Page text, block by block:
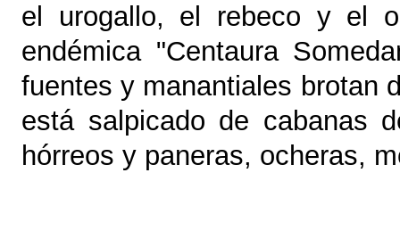
el urogallo, el rebeco y el
endémica "Centaura
fuentes y manantiales brotan
está salpicado de cabanas
hórreos y paneras, ocheras,